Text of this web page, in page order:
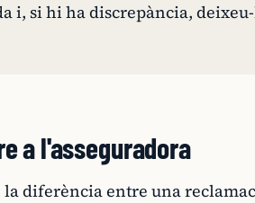
i, si hi ha discrepància,
a l'asseguradora
diferència entre una